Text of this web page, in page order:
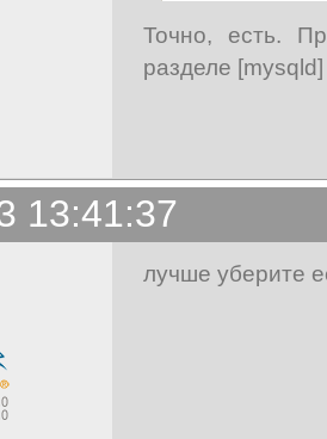
Точно, есть.
разделе
13:41:37
лучше уберите